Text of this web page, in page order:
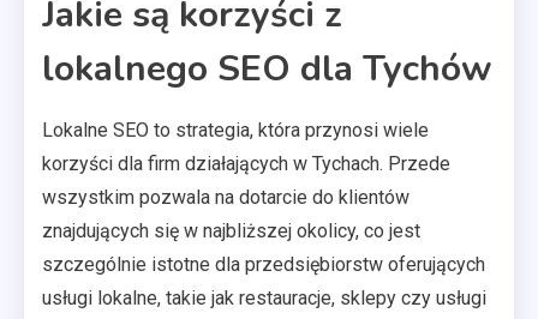
Jakie są korzyści z
lokalnego SEO dla Tychów
Lokalne SEO to strategia, która przynosi wiele
korzyści dla firm działających w Tychach. Przede
wszystkim pozwala na dotarcie do klientów
znajdujących się w najbliższej okolicy, co jest
szczególnie istotne dla przedsiębiorstw oferujących
usługi lokalne, takie jak restauracje, sklepy czy usługi